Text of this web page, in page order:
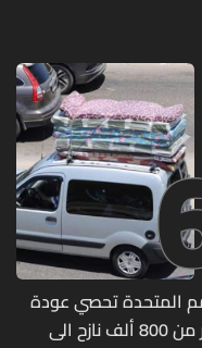
بالماريجوانا
المتحدة تحصي عودة
أكثر من 800 ألف نازح الى